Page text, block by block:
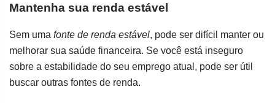
Mantenha sua renda estável
Sem uma fonte de renda estável, pode ser difícil manter ou
melhorar sua saúde financeira. Se você está inseguro
sobre a estabilidade do seu emprego atual, pode ser útil
buscar outras fontes de renda.